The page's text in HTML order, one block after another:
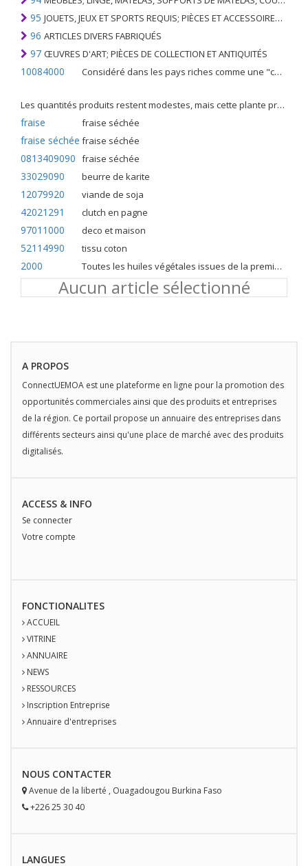
95 JOUETS, JEUX ET SPORTS REQUIS; PIÈCES ET ACCESSOIRES DE CELLES-CI
96 ARTICLES DIVERS FABRIQUÉS
97 ŒUVRES D'ART; PIÈCES DE COLLECTION ET ANTIQUITÉS
10084000 Considéré dans les pays riches comme une "céréale mineure", le fonio blanc est une graminée de la famille des poaceae cultivée pour ses graines dans certaines régions d'Afrique.
Les quantités produits restent modestes, mais cette plante présente malgré tout de nombreuses qualités. Elle est utilisé dans l'alimentation humaine et entre dans la préparation de nombreuses recettes traditionnelles africaines comme le couscous, la bouillie, les boulettes, les beignets et même le pain.
fraise fraise séchée
fraise séchée fraise séchée
0813409090 fraise séchée
33029090 beurre de karite
12079920 viande de soja
42021291 clutch en pagne
97011000 deco et maison
52114990 tissu coton
2000 Toutes les huiles végétales issues de la première pression à froid
Aucun article sélectionné
A PROPOS
ConnectUEMOA est une plateforme en ligne pour la promotion des
opportunités commerciales ainsi que des produits et entreprises
de la région. Ce portail propose un annuaire des entreprises dans
différents secteurs ainsi qu'une place de marché avec des produits
digitalisés.
ACCESS & INFO
Se connecter
Votre compte
FONCTIONALITES
ACCUEIL
VITRINE
ANNUAIRE
NEWS
RESSOURCES
Inscription Entreprise
Annuaire d'entreprises
NOUS CONTACTER
Avenue de la liberté , Ouagadougou Burkina Faso
+226 25 30 40
LANGUES